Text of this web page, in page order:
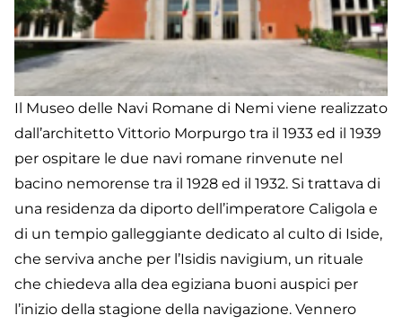
Il Museo delle Navi Romane di Nemi viene realizzato
dall’architetto Vittorio Morpurgo tra il 1933 ed il 1939
per ospitare le due navi romane rinvenute nel
bacino nemorense tra il 1928 ed il 1932. Si trattava di
una residenza da diporto dell’imperatore Caligola e
di un tempio galleggiante dedicato al culto di Iside,
che serviva anche per l’Isidis navigium, un rituale
che chiedeva alla dea egiziana buoni auspici per
l’inizio della stagione della navigazione. Vennero